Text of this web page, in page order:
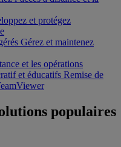
et protégez
Gérez et maintenez
et les opérations
et éducatifs Remise de
populaires